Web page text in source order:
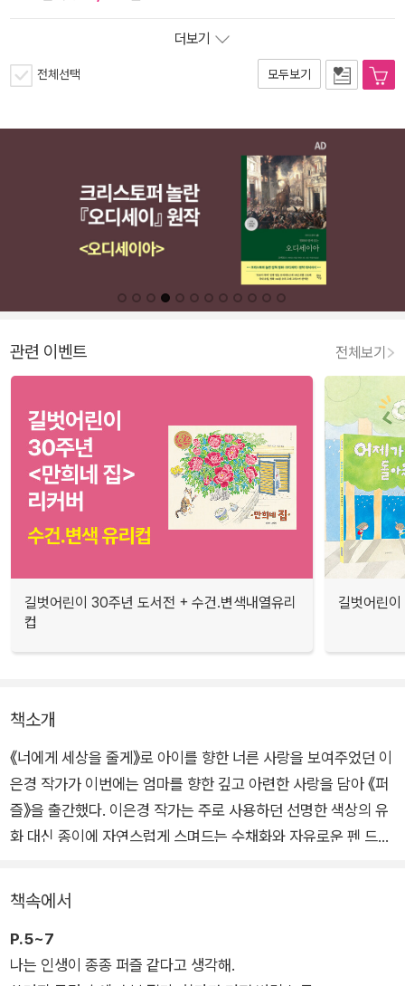
더보기
전체선택 모두보기
관련 이벤트 전체보기
길벗어린이 30주년 도서전 + 수건.변색내열유리
컵
길벗어린
책소개
《너에게 세상을 줄게》로 아이를 향한 너른 사랑을 보여주었던 이
은경 작가가 이번에는 엄마를 향한 깊고 아련한 사랑을 담아 《퍼
즐》을 출간했다. 이은경 작가는 주로 사용하던 선명한 색상의 유
화 대신 종이에 자연스럽게 스며드는 수채화와 자유로운 펜 드로
고 감성적으로 담아냈다.
엄마가 기억하기 위해 모아둔 액자들 사이로 비치는 햇살, 엄마의
사랑이 담긴 추억 속 장면들, 노랗게 물든 낙엽 위로 펼쳐진 아름
책속에서
P.5~7
나는 인생이 종종 퍼즐 같다고 생각해.